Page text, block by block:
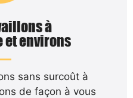
à
et environs
sans surcoût à
de façon à vous